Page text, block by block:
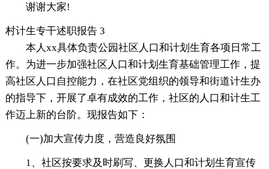
谢谢大家!
村计生专干述职报告 3
本人xx具体负责公园社区人口和计划生育各项日常工
作。为进一步加强社区人口和计划生育基础管理工作，提
高社区人口自控能力，在社区党组织的领导和街道计生办
的指导下，开展了卓有成效的工作，社区的人口和计生工
作迈上新的台阶。现报告如下：
(一)加大宣传力度，营造良好氛围
1、社区按要求及时刷写、更换人口和计划生育宣传